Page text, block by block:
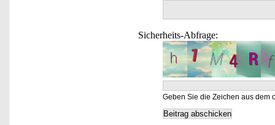
Sicherheits-Abfrage:
Geben Sie die Zeichen aus dem